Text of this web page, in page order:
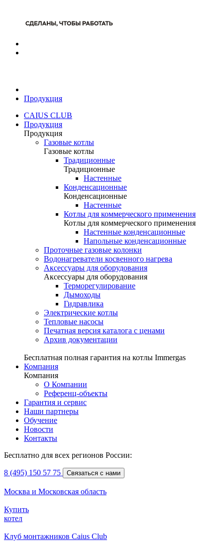
Продукция
CAIUS CLUB
Продукция
Продукция
Газовые котлы
Газовые котлы
Традиционные
Традиционные
Настенные
Конденсационные
Конденсационные
Настенные
Котлы для коммерческого применения
Котлы для коммерческого применения
Настенные конденсационные
Напольные конденсационные
Проточные газовые колонки
Водонагреватели косвенного нагрева
Аксессуары для оборудования
Аксессуары для оборудования
Терморегулирование
Дымоходы
Гидравлика
Электрические котлы
Тепловые насосы
Печатная версия каталога с ценами
Архив документации
Бесплатная полная гарантия на котлы Immergas
Компания
Компания
О Компании
Референц-объекты
Гарантия и сервис
Наши партнеры
Обучение
Новости
Контакты
Бесплатно для всех регионов России:
8 (495) 150 57 75 Связаться с нами
Москва и Московская область
Купить
котел
Клуб монтажников Caius Club